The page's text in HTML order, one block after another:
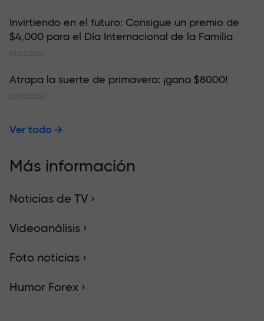
Invirtiendo en el futuro: Consigue un premio de
$4,000 para el Día Internacional de la Familia
01.05.2026
Atrapa la suerte de primavera: ¡gana $8000!
02.03.2026
Ver todo
Más información
Noticias de TV ›
Videoanálisis ›
Foto noticias ›
Humor Forex ›